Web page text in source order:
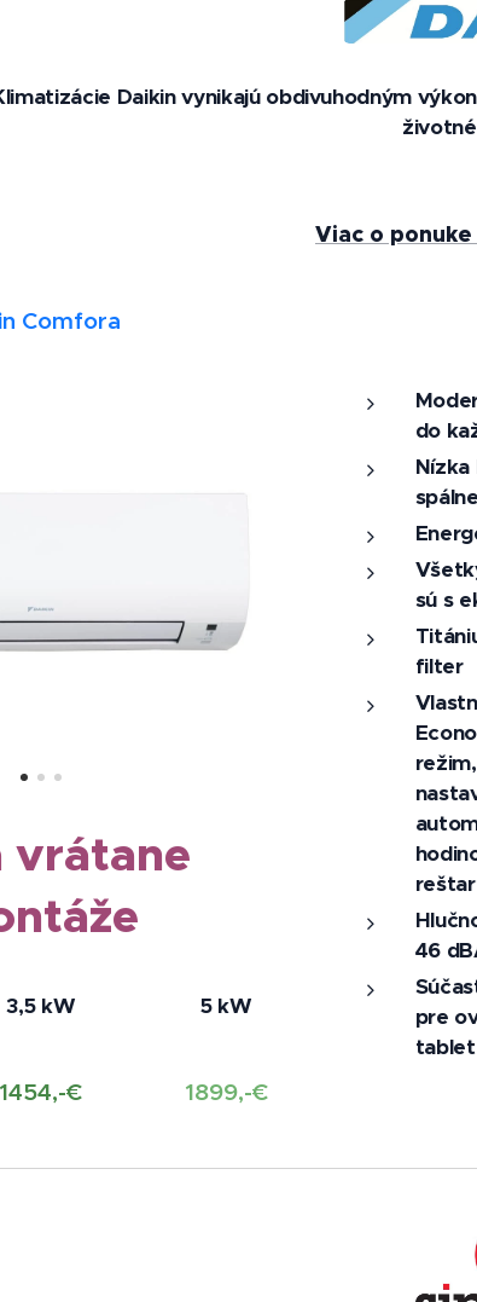
Daikin vynikajú obdivuhodným
Viac o
Comfora
vrátane
3,5 kW
1454,-€
5 kW
1899,-€
do
Nízka
sú s
filter
46
pre
tablet